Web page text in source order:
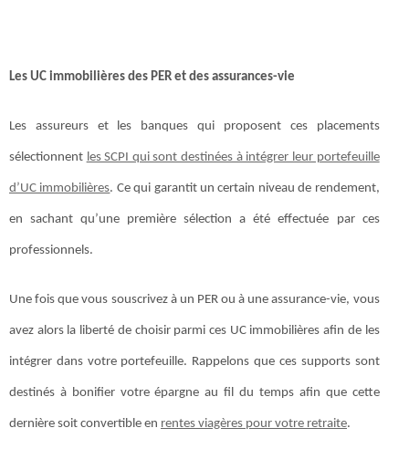
Les UC immobilières des PER et des assurances-vie
Les assureurs et les banques qui proposent ces placements
sélectionnent les SCPI qui sont destinées à intégrer leur portefeuille
d’UC immobilières. Ce qui garantit un certain niveau de rendement,
en sachant qu’une première sélection a été effectuée par ces
professionnels.
Une fois que vous souscrivez à un PER ou à une assurance-vie, vous
avez alors la liberté de choisir parmi ces UC immobilières afin de les
intégrer dans votre portefeuille. Rappelons que ces supports sont
destinés à bonifier votre épargne au fil du temps afin que cette
dernière soit convertible en rentes viagères pour votre retraite.